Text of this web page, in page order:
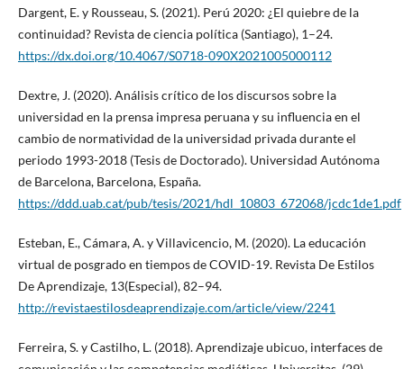
Dargent, E. y Rousseau, S. (2021). Perú 2020: ¿El quiebre de la
continuidad? Revista de ciencia política (Santiago), 1–24.
https://dx.doi.org/10.4067/S0718-090X2021005000112
Dextre, J. (2020). Análisis crítico de los discursos sobre la
universidad en la prensa impresa peruana y su influencia en el
cambio de normatividad de la universidad privada durante el
periodo 1993-2018 (Tesis de Doctorado). Universidad Autónoma
de Barcelona, Barcelona, España.
https://ddd.uab.cat/pub/tesis/2021/hdl_10803_672068/jcdc1de1.pdf
Esteban, E., Cámara, A. y Villavicencio, M. (2020). La educación
virtual de posgrado en tiempos de COVID-19. Revista De Estilos
De Aprendizaje, 13(Especial), 82–94.
http://revistaestilosdeaprendizaje.com/article/view/2241
Ferreira, S. y Castilho, L. (2018). Aprendizaje ubicuo, interfaces de